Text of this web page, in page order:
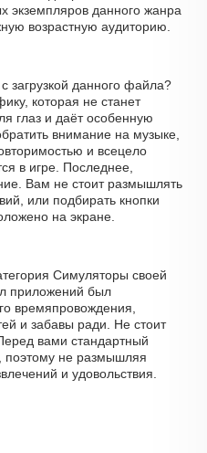
экземпляров данного жанра
возрастную аудиторию.
загрузкой данного файла?
которая не станет
глаз и даёт особенную
внимание на музыке,
и всецело
в игре. Последнее,
Вам не стоит размышлять
или подбирать кнопки
на экране.
Симуляторы своей
приложений был
времяпровождения,
и забавы ради. Не стоит
вами стандартный
поэтому не размышляя
и удовольствия.